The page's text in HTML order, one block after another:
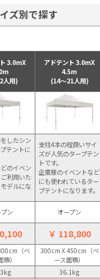
ズ別で探す
3.0mX
人用)
アドテント 3.0mX
4.5m
(14～21人用)
したシン
テントに
のイベン
利用いた
デルにな
支柱4本の程良いサイ
ズが人気のタープテン
トです。
企業様のイベントなど
にも使われているター
プテントになります。
ン オープン
￥ 118,800
（ベ
積）
300cm X 450cm（ベ
ース面積）
36.1kg